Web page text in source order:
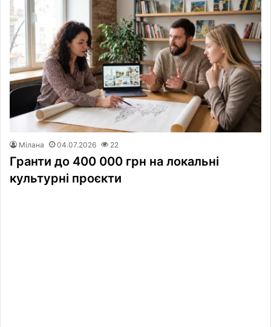
Мілана 04.07.2026 22
Гранти до 400 000 грн на локальні
культурні проєкти